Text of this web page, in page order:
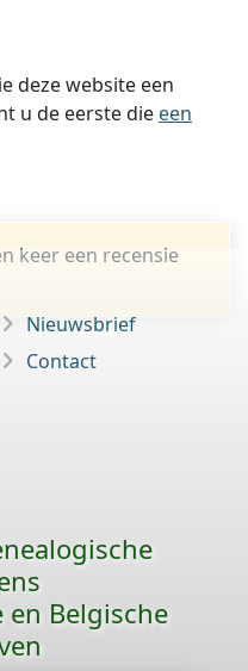
deze website een
u de eerste die een
keer een recensie
Nieuwsbrief
Contact
en Belgische